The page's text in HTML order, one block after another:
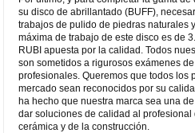
su disco de abrillantado (BUFF),
trabajos de pulido de piedras naturales
máxima de trabajo de este disco es de
RUBI apuesta por la calidad. Todos
son sometidos a rigurosos exámenes
profesionales. Queremos que todos los
mercado sean reconocidos por su
ha hecho que nuestra marca sea una
dar soluciones de calidad al
cerámica y de la construcción.